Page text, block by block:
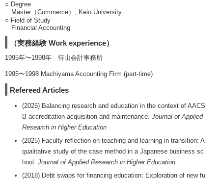
○ Degree
Master（Commerce）, Keio University
○ Field of Study
Financial Accounting
（実務経験 Work experience）
1995年〜1998年 待山会計事務所
1995〜1998 Machiyama Accounting Firm (part-time)
Refereed Articles
(2025) Balancing research and education in the context of AACS
B accreditation acquisition and maintenance. Journal of Applied
Research in Higher Education
(2025) Faculty reflection on teaching and learning in transition: A
qualitative study of the case method in a Japanese business sc
hool. Journal of Applied Research in Higher Education
(2018) Debt swaps for financing education: Exploration of new fu